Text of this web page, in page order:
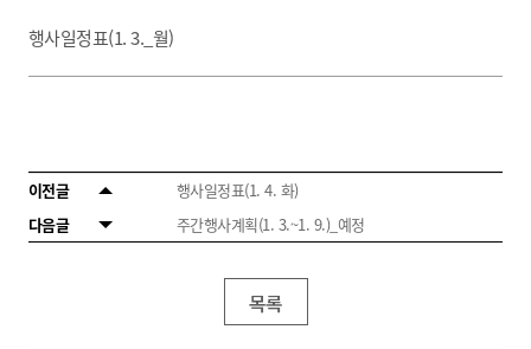
행사일정표(1. 3._월)
이전글
행사일정표(1. 4. 화)
다음글
주간행사계획(1. 3.~1. 9.)_예정
목록